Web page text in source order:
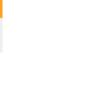
HERUNTERLADEN